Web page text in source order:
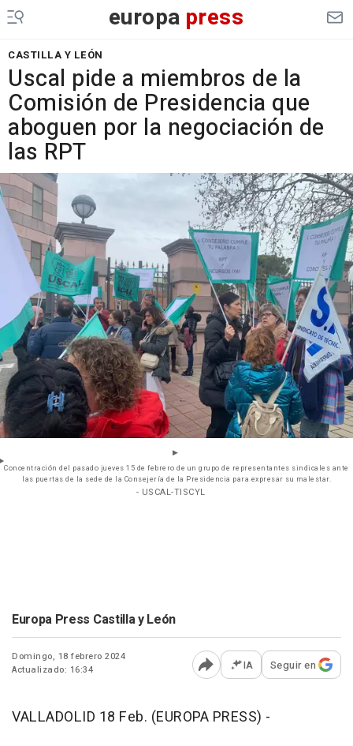
europa press
CASTILLA Y LEÓN
Uscal pide a miembros de la
Comisión de Presidencia que
aboguen por la negociación de
las RPT
Concentración del pasado jueves 15 de febrero de un grupo de representantes sindicales ante
las puertas de la sede de la Consejería de la Presidencia para expresar su malestar.
- USCAL-TISCYL
Europa Press Castilla y León
Domingo, 18 febrero 2024
Actualizado: 16:34
Abrir opciones para
IA Seguir en
VALLADOLID 18 Feb. (EUROPA PRESS) -